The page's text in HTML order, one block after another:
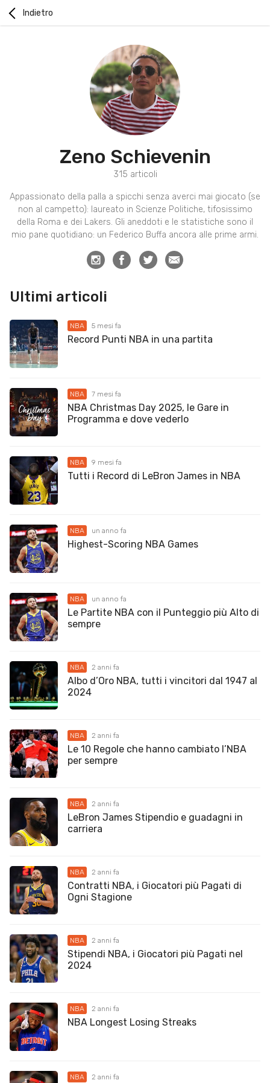
Indietro
Zeno Schievenin
315 articoli
Appassionato della palla a spicchi senza averci mai giocato (se
non al campetto): laureato in Scienze Politiche, tifosissimo
della Roma e dei Lakers. Gli aneddoti e le statistiche sono il
mio pane quotidiano: un Federico Buffa ancora alle prime armi.
Ultimi articoli
NBA 5 mesi fa
Record Punti NBA in una partita
NBA 7 mesi fa
NBA Christmas Day 2025, le Gare in
Programma e dove vederlo
NBA 9 mesi fa
Tutti i Record di LeBron James in NBA
NBA un anno fa
Highest-Scoring NBA Games
NBA un anno fa
Le Partite NBA con il Punteggio più Alto di
sempre
NBA 2 anni fa
Albo d’Oro NBA, tutti i vincitori dal 1947 al
2024
NBA 2 anni fa
Le 10 Regole che hanno cambiato l’NBA
per sempre
NBA 2 anni fa
LeBron James Stipendio e guadagni in
carriera
NBA 2 anni fa
Contratti NBA, i Giocatori più Pagati di
Ogni Stagione
NBA 2 anni fa
Stipendi NBA, i Giocatori più Pagati nel
2024
NBA 2 anni fa
NBA Longest Losing Streaks
NBA 2 anni fa